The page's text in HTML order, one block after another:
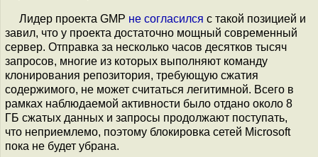
Лидер проекта GMP не согласился с такой позицией и
завил, что у проекта достаточно мощный современный
сервер. Отправка за несколько часов десятков тысяч
запросов, многие из которых выполняют команду
клонирования репозитория, требующую сжатия
содержимого, не может считаться легитимной. Всего в
рамках наблюдаемой активности было отдано около 8
ГБ сжатых данных и запросы продолжают поступать,
что неприемлемо, поэтому блокировка сетей Microsoft
пока не будет убрана.